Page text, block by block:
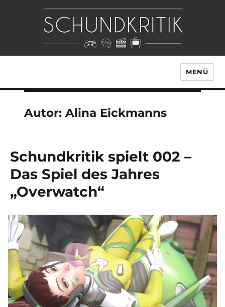
MENÜ
Autor: Alina Eickmanns
Schundkritik spielt 002 –
Das Spiel des Jahres
„Overwatch“